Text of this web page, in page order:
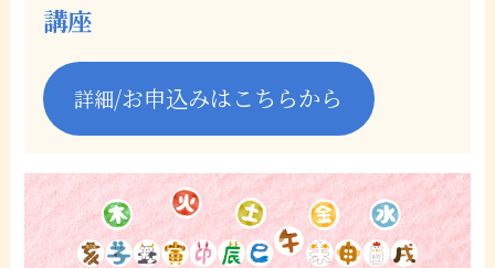
講座
詳細/お申込みはこちらから